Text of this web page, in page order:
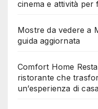
cinema e attività per
Mostre da vedere a
guida aggiornata
Comfort Home
ristorante che
un’esperienza di